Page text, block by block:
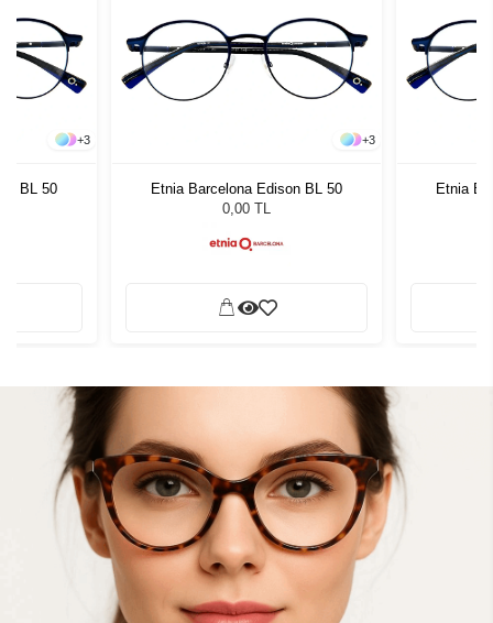
+3
BL 50
+3
Etnia Barcelona Edison BL 50
0,00 TL
Etnia